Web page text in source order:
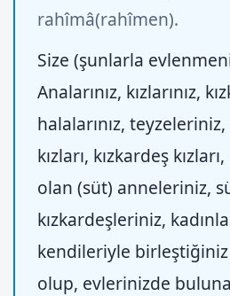
rahîmâ(rahîmen).
Size (şunlarla
Analarınız, kızlarınız,
halalarınız,
kızları, kızkardeş
olan (süt) anneleriniz,
kızkardeşleriniz,
kendileriyle birleştiğiniz
olup, evlerinizde